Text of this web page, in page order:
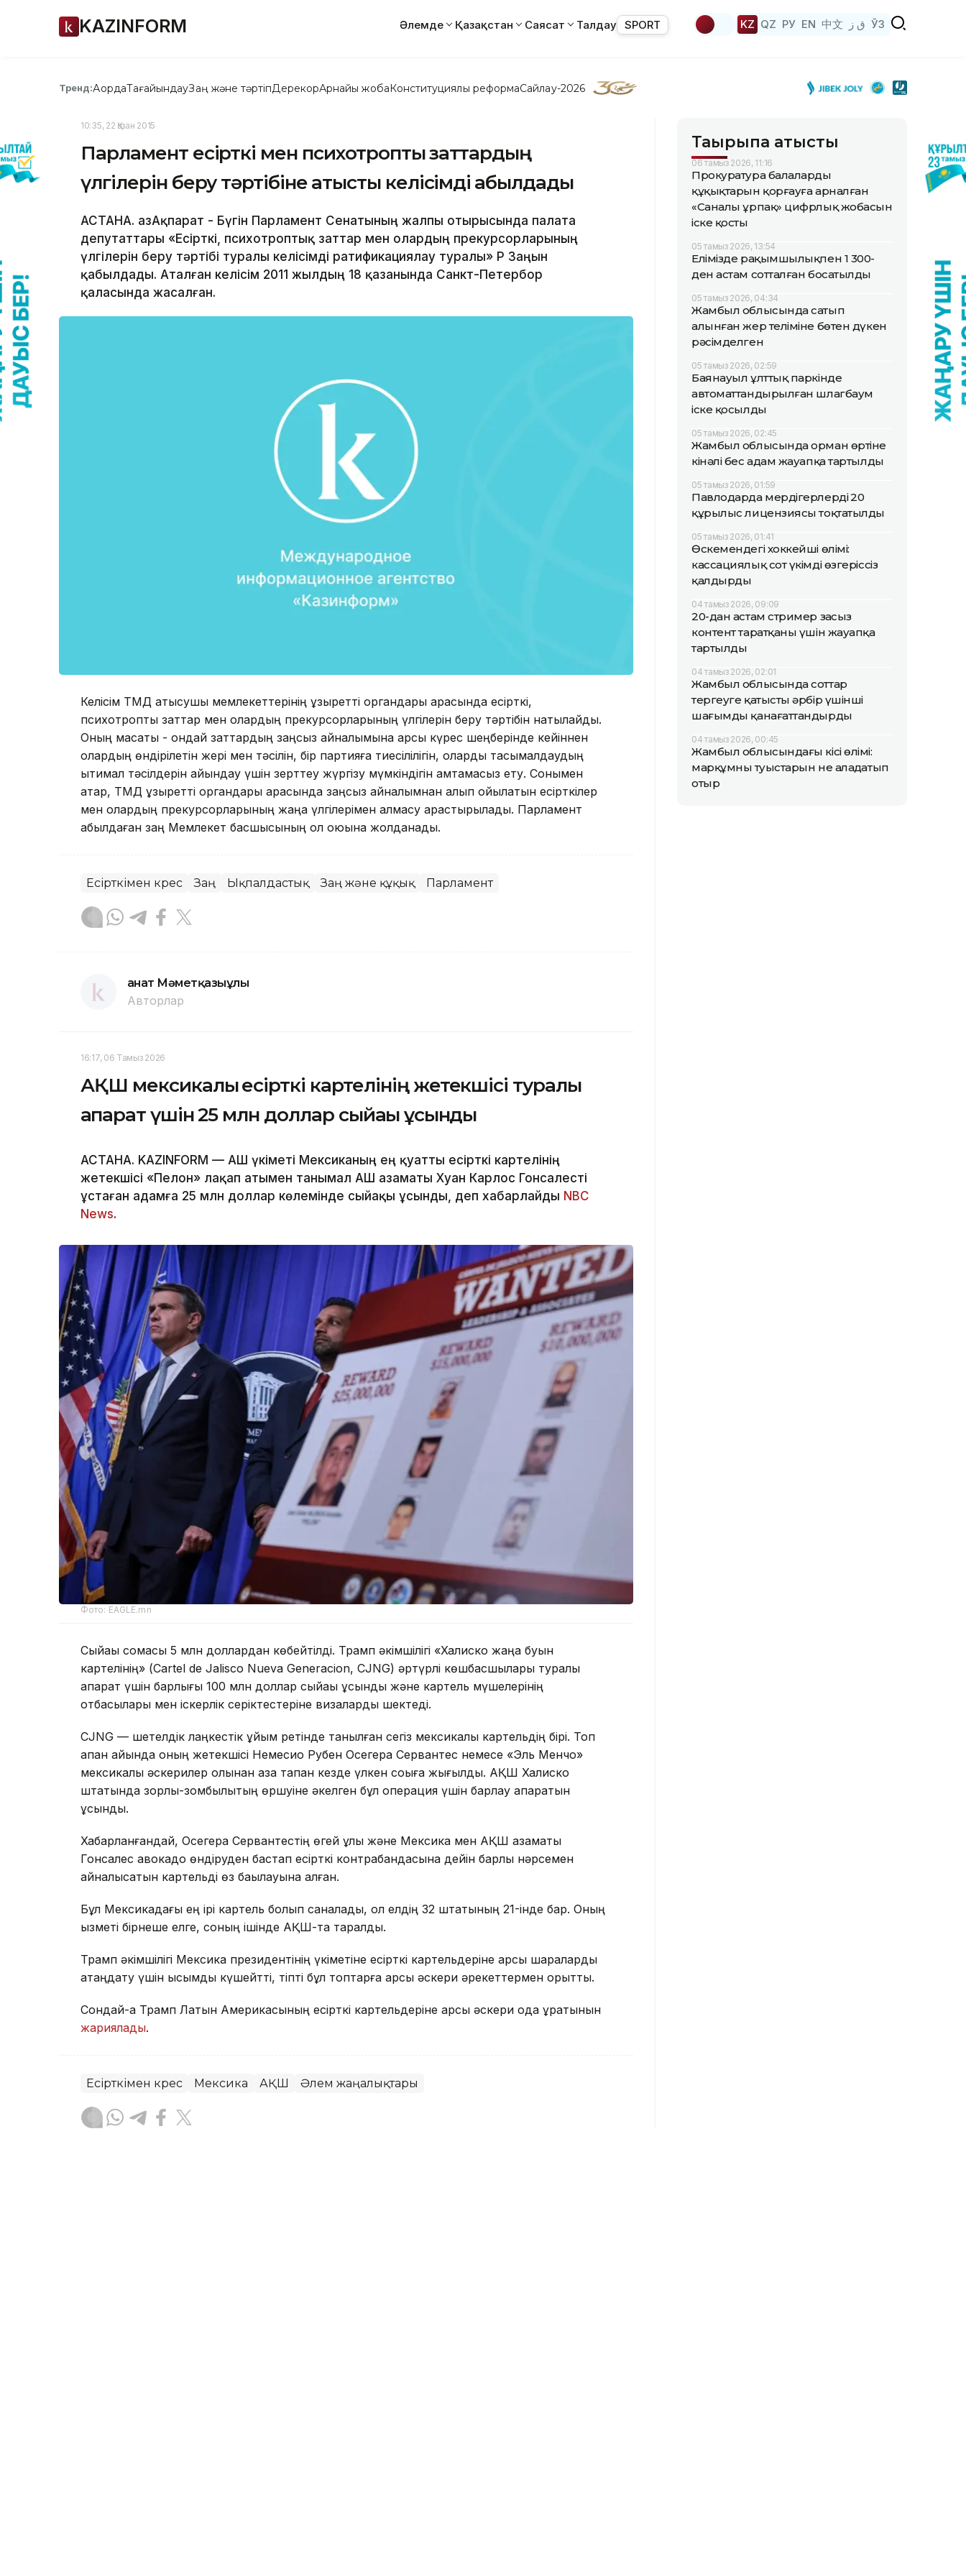
KAZINFORM Әлемде Қазақстан Саясат Талдау SPORT KZ QZ РУ EN 中文 ق ز ЎЗ
Тренд:АқордаТағайындауЗаң және тәртіпДерекқорАрнайы жобаКонституциялық реформаСайлау-2026
10:35, 22 Қазан 2015
Парламент есірткі мен психотроптық заттардың
үлгілерін беру тәртібіне қатысты келісімді қабылдады
АСТАНА. ҚазАқпарат - Бүгін Парламент Сенатының жалпы отырысында палата
депутаттары «Есірткі, психотроптық заттар мен олардың прекурсорларының
үлгілерін беру тәртібі туралы келісімді ратификациялау туралы» ҚР Заңын
қабылдады. Аталған келісім 2011 жылдың 18 қазанында Санкт-Петербор
қаласында жасалған.
Келісім ТМД қатысушы мемлекеттерінің құзыретті органдары арасында есірткі,
психотроптық заттар мен олардың прекурсорларының үлгілерін беру тәртібін нақтылайды.
Оның мақсаты - ондай заттардың заңсыз айналымына қарсы күрес шеңберінде кейіннен
олардың өндірілетін жері мен тәсілін, бір партияға тиесілілігін, оларды тасымалдаудың
ықтимал тәсілдерін айқындау үшін зерттеу жүргізу мүмкіндігін қамтамасыз ету. Сонымен
қатар, ТМД құзыретті органдары арасында заңсыз айналымнан алып қойылатын есірткілер
мен олардың прекурсорларының жаңа үлгілерімен алмасу қарастырылады. Парламент
қабылдаған заң Мемлекет басшысының қол қоюына жолданады.
Есірткімен күрес Заң Ықпалдастық Заң және құқық Парламент
Қанат Мәметқазыұлы
Авторлар
16:17, 06 Тамыз 2026
АҚШ мексикалық есірткі картелінің жетекшісі туралы
ақпарат үшін 25 млн доллар сыйақы ұсынды
АСТАНА. KAZINFORM — АҚШ үкіметі Мексиканың ең қуатты есірткі картелінің
жетекшісі «Пелон» лақап атымен танымал АҚШ азаматы Хуан Карлос Гонсалесті
ұстаған адамға 25 млн доллар көлемінде сыйақы ұсынды, деп хабарлайды NBC
News.
Фото: EAGLE.mn
Сыйақы сомасы 5 млн доллардан көбейтілді. Трамп әкімшілігі «Халиско жаңа буын
картелінің» (Cartel de Jalisco Nueva Generacion, CJNG) әртүрлі көшбасшылары туралы
ақпарат үшін барлығы 100 млн доллар сыйақы ұсынды және картель мүшелерінің
отбасылары мен іскерлік серіктестеріне визаларды шектеді.
CJNG — шетелдік лаңкестік ұйым ретінде танылған сегіз мексикалық картельдің бірі. Топ
ақпан айында оның жетекшісі Немесио Рубен Осегера Сервантес немесе «Эль Менчо»
мексикалық әскерилер қолынан қаза тапқан кезде үлкен соққыға жығылды. АҚШ Халиско
штатында зорлық-зомбылықтың өршуіне әкелген бұл операция үшін барлау ақпаратын
ұсынды.
Хабарланғандай, Осегера Сервантестің өгей ұлы және Мексика мен АҚШ азаматы
Гонсалес авокадо өндіруден бастап есірткі контрабандасына дейін барлық нәрсемен
айналысатын картельді өз бақылауына алған.
Бұл Мексикадағы ең ірі картель болып саналады, ол елдің 32 штатының 21-інде бар. Оның
қызметі бірнеше елге, соның ішінде АҚШ-та таралды.
Трамп әкімшілігі Мексика президентінің үкіметіне есірткі картельдеріне қарсы шараларды
қатаңдату үшін қысымды күшейтті, тіпті бұл топтарға қарсы әскери әрекеттермен қорқытты.
Сондай-ақ Трамп Латын Америкасының есірткі картельдеріне қарсы әскери одақ құратынын
жариялады.
Есірткімен күрес Мексика АҚШ Әлем жаңалықтары
Тақырыпқа қатысты
06 тамыз 2026, 11:16
Прокуратура балалардың
құқықтарын қорғауға арналған
«Саналы ұрпақ» цифрлық жобасын
іске қосты
05 тамыз 2026, 13:54
Елімізде рақымшылықпен 1 300-
ден астам сотталған босатылды
05 тамыз 2026, 04:34
Жамбыл облысында сатып
алынған жер теліміне бөтен дүкен
рәсімделген
05 тамыз 2026, 02:59
Баянауыл ұлттық паркінде
автоматтандырылған шлагбаум
іске қосылды
05 тамыз 2026, 02:45
Жамбыл облысында орман өртіне
кінәлі бес адам жауапқа тартылды
05 тамыз 2026, 01:59
Павлодарда мердігерлердің 20
құрылыс лицензиясы тоқтатылды
05 тамыз 2026, 01:41
Өскемендегі хоккейші өлімі:
кассациялық сот үкімді өзгеріссіз
қалдырды
04 тамыз 2026, 09:09
20-дан астам стример заңсыз
контент таратқаны үшін жауапқа
тартылды
04 тамыз 2026, 02:01
Жамбыл облысында соттар
тергеуге қатысты әрбір үшінші
шағымды қанағаттандырды
04 тамыз 2026, 00:45
Жамбыл облысындағы кісі өлімі:
марқұмның туыстарын не алаңдатып
отыр